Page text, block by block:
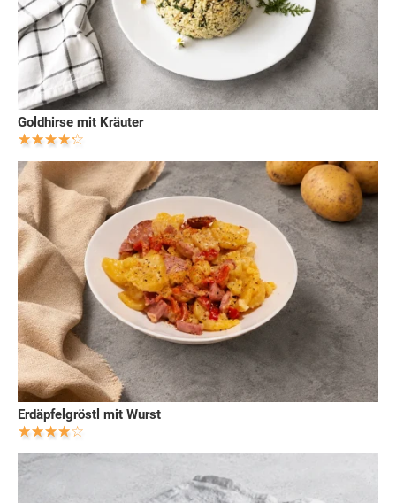
Goldhirse mit Kräuter
Erdäpfelgröstl mit Wurst